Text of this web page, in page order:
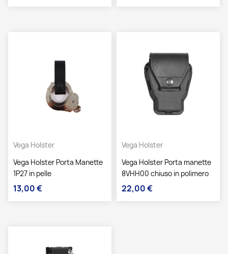
Vega Holster
Vega Holster Porta Manette
1P27 in pelle
Prezzo
13,00 €
Vega Holster
Vega Holster Porta manette
8VHH00 chiuso in polimero
Prezzo
22,00 €